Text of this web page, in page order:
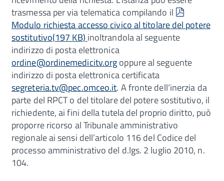
trasmessa per via telematica compilando il
pdf
Modulo richiesta accesso civico al titolare del potere
sostitutivo(197 KB) inoltrandola al seguente
indirizzo di posta elettronica
ordine@ordinemedicitv.orgoppure al seguente
indirizzo di posta elettronica certificata
segreteria.tv@pec.omceo.it. A fronte dell’inerzia da
parte del RPCT o del titolare del potere sostitutivo, il
richiedente, ai fini della tutela del proprio diritto, può
proporre ricorso al Tribunale amministrativo
regionale ai sensi dell’articolo 116 del Codice del
processo amministrativo del d.lgs. 2 luglio 2010, n.
104.